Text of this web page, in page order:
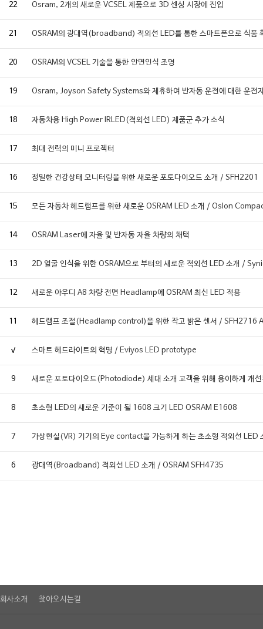
22 Osram, 2개의 새로운 VCSEL 제품으로 3D 센싱 시장에 진입
21 OSRAM의 광대역(broadband) 적외선 LED를 통한 스마트폰으로 식품
20 OSRAM의 VCSEL 기술을 통한 안면인식 조명
19 Osram, Joyson Safety Systems와 제휴하여 반자동 운전에 대한 운전
18 자동차용 High Power IRLED(적외선 LED) 제품군 추가 소식
17 최대 전력의 미니 프로젝터
16 정밀한 건강상태 모니터링을 위한 새로운 포토다이오드 소개 / SFH2201
15 모든 자동차 헤드램프를 위한 새로운 OSRAM LED 소개 / Oslon
14 OSRAM Laser에 자율 및 반자동 자율 차량의 채택
13 2D 얼굴 인식을 위한 OSRAM으로 부터의 새로운 적외선 LED 소개 /
12 새로운 아우디 A8 차량 전면 Headlamp에 OSRAM 최신 LED 적용
11 헤드램프 조절(Headlamp control)을 위한 작고 밝은 센서 / SFH2716
√ 스마트 헤드라이트의 혁명 / Eviyos LED prototype
9 새로운 포토다이오드(Photodiode) 세대 소개 고객을 위해 용이하게 개선
8 초소형 LED의 새로운 기준이 될 1608 크기 LED OSRAM E1608
7 가상현실(VR) 기기의 Eye contact을 가능하게 하는 초소형 적외선 LED
6 광대역(Broadband) 적외선 LED 소개 / OSRAM SFH4735
회사소개 찾아오시는길